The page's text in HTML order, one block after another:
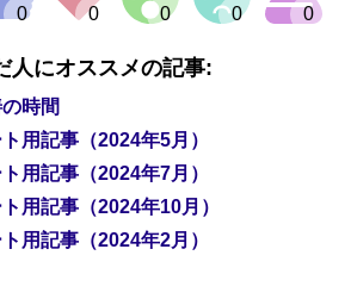
人にオススメの記事:
時間
用記事（2024年5月）
用記事（2024年7月）
用記事（2024年10月）
用記事（2024年2月）